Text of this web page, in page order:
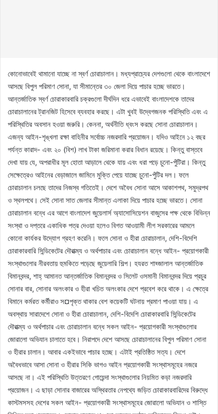
কোনোভাবেই থামানো যাচ্ছে না স্বর্ণ চোরাচালান। মধ্যপ্রাচ্যের দেশগুলো থেকে বাংলাদেশে
আসছে বিপুল পরিমাণ সোনা, যা সীমান্তের ৩০ জেলা দিয়ে পাচার হচ্ছে ভারতে।
আন্তর্জাতিক স্বর্ণ চোরাকারবারি চক্রগুলো দীর্ঘদিন ধরে এভাবেই বাংলাদেশকে তাদের
চোরাচালানের ট্রানজিট হিসেবে ব্যবহার করছে। এটা খুবই উদ্বেগজনক পরিস্থিতি এবং এ
পরিস্থিতির অবসান হওয়া জরুরি। কেননা, অর্থনীতি ধ্বংস করছে সোনা চোরাচালান।
এজন্য আইন-শৃঙ্খলা রক্ষা বাহিনীর সর্বোচ্চ নজরদারি প্রয়োজন। যদিও আইনে ১২ বছর
পর্যন্ত কারাদ- এবং ২০ (বিশ) লাখ টাকা জরিমানা করার বিধান রয়েছে। কিন্তু বাস্তবে
দেখা যায় যে, অপরাধীর মূল হোতা আড়ালে থেকে যায় এবং ধরা পড়ে চুনো-পুঁটিরা। কিন্তু
সেক্ষেত্রেও আইনের বেড়াজালে জামিনে মুক্তি পেয়ে যাচ্ছে চুনো-পুঁটির দল। ফলে
চোরাচালান চলছে তাদের নিজস্ব গতিতেই। দেশে অবৈধ সোনা আসে আকাশপথ, সমুদ্রপথ
ও স্থলপথে। সেই সোনা সাত জেলার সীমান্ত এলাকা দিয়ে পাচার হচ্ছে ভারতে। সোনা
চোরাচালান বন্ধে এর আগে বাংলাদেশ জুয়েলার্স অ্যাসোসিয়েশন বাজুসের পক্ষ থেকে বিভিন্ন
সংস্থা ও দপ্তরে একাধিক পত্র দেওয়া হলেও বিগত আওয়ামী লীগ সরকারের আমলে
কোনো কার্যকর উদ্যোগ গ্রহণ করেনি। ফলে সোনা ও হীরা চোরাচালান, দেশি-বিদেশি
চোরাকারবারি সিন্ডিকেটের দৌরাত্ম্য ও অর্থপাচার এবং চোরাচালান বন্ধে আইন- প্রয়োগকারী
সংস্থাগুলোর নীরবতায় হুমকিতে পড়েছে জুয়েলারি শিল্প। হযরত শাহ্জালাল আন্তর্জাতিক
বিমানবন্দর, শাহ্ আমানত আন্তর্জাতিক বিমানবন্দর ও সিলেট ওসমানী বিমানবন্দর দিয়ে প্রচুর
সোনার বার, সোনার অলংকার ও হীরা খচিত অলংকার দেশে প্রবেশ করে থাকে। এ ক্ষেত্রে
বিমানে কর্মরত কর্মীরাও স¤পৃক্ত থাকার বেশ কয়েকটি ঘটনায় প্রমাণ পাওয়া যায়। এ
অবস্থায় সারাদেশে সোনা ও হীরা চোরাচালান, দেশি-বিদেশি চোরাকারবারি সিন্ডিকেটের
দৌরাত্ম্য ও অর্থপাচার এবং চোরাচালান বন্ধে সকল আইন- প্রয়োগকারী সংস্থাগুলোর
জোরালো অভিযান চালাতে হবে। নিরাপদে দেশে আসছে চোরাচালানের বিপুল পরিমাণ সোনা
ও হীরার চালান। আবার একইভাবে পাচার হচ্ছে। এটাই প্রতিষ্ঠিত সত্য। দেশে
অবৈধভাবে আসা সোনা ও হীরার সিকি ভাগও আইন প্রয়োগকারী সংস্থাসমূহের নজরে
আসছে না। এই পরিস্থিতি উত্তরণে গোয়েন্দা সংস্থাগুলোর নিয়মিত কড়া নজরদারি
প্রয়োজন। এ ছাড়া সোনার বাজারের অস্থিরতার নেপথ্যে জড়িত চোরাকারবারিদের বিরুদ্ধে
কাস্টমসসহ দেশের সকল আইন- প্রয়োগকারী সংস্থাসমূহের জোরালো অভিযান ও শাস্তি